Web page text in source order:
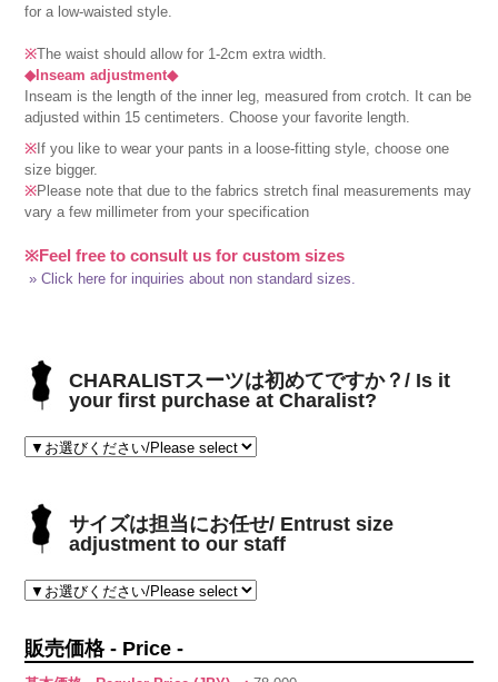
for a low-waisted style.
※The waist should allow for 1-2cm extra width.
◆Inseam adjustment◆
Inseam is the length of the inner leg, measured from crotch. It can be
adjusted within 15 centimeters. Choose your favorite length.
※If you like to wear your pants in a loose-fitting style, choose one
size bigger.
※Please note that due to the fabrics stretch final measurements may
vary a few millimeter from your specification
※Feel free to consult us for custom sizes
» Click here for inquiries about non standard sizes.
CHARALISTスーツは初めてですか？/ Is it
your first purchase at Charalist?
サイズは担当にお任せ/ Entrust size
adjustment to our staff
販売価格 - Price -